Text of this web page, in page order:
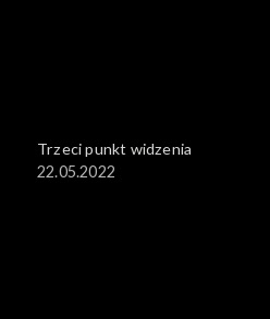
Trzeci punkt widzenia
22.05.2022